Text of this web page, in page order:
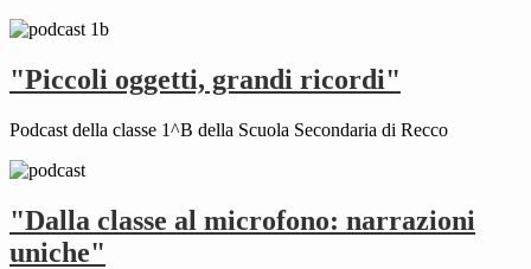
"Piccoli oggetti, grandi ricordi"
Podcast della classe 1^B della Scuola Secondaria di Recco
"Dalla classe al microfono: narrazioni
uniche"